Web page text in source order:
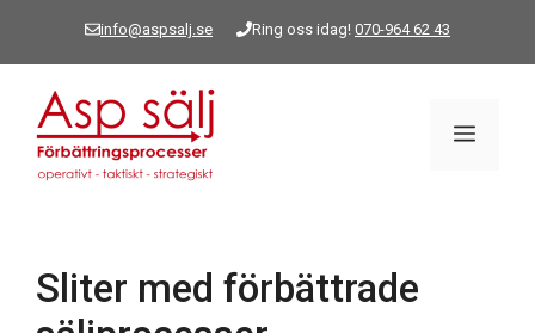
info@aspsalj.se Ring oss idag! 070-964 62 43
Meny
Sliter med förbättrade